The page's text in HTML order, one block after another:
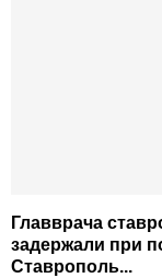
Главврача
задержали при
Ставрополь...